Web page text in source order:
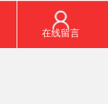
在线留言